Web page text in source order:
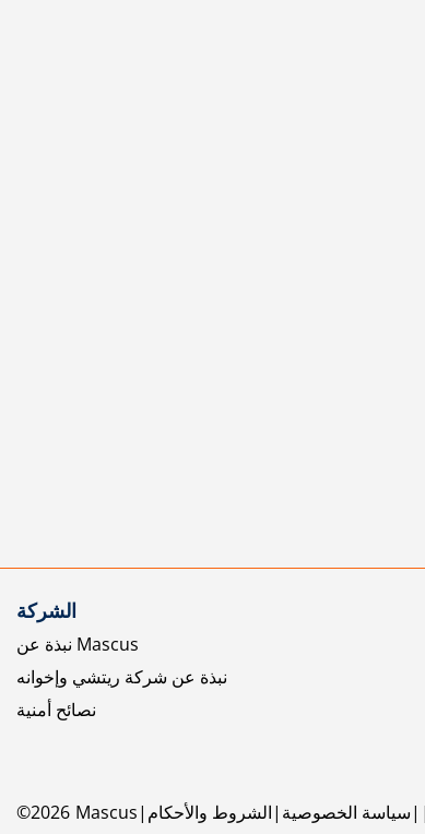
الشركة
نبذة عن Mascus
نبذة عن شركة ريتشي وإخوانه
نصائح أمنية
©2026 Mascus الشروط والأحكام سياسة الخصوصية